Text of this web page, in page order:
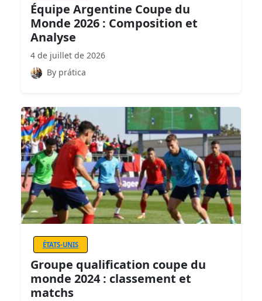
Équipe Argentine Coupe du
Monde 2026 : Composition et
Analyse
4 de juillet de 2026
By prática
ÉTATS-UNIS
Groupe qualification coupe du
monde 2024 : classement et
matchs